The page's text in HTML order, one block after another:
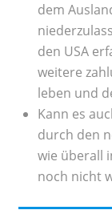
dem
den USA
weitere
leben und
Kann es
durch den
wie überall
noch nicht